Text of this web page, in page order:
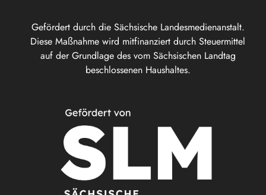
Gefördert durch die Sächsische Landesmedienanstalt.
Diese Maßnahme wird mitfinanziert durch Steuermittel
auf der Grundlage des vom Sächsischen Landtag
beschlossenen Haushaltes.